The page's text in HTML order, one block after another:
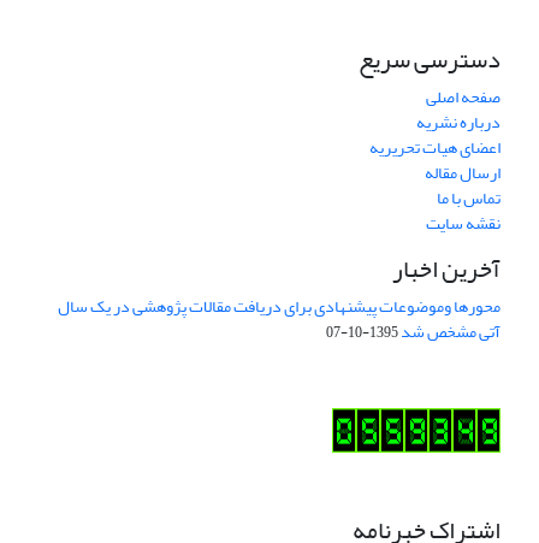
دسترسی سریع
صفحه اصلی
درباره نشریه
اعضای هیات تحریریه
ارسال مقاله
تماس با ما
نقشه سایت
آخرین اخبار
محورها وموضوعات پیشنهادی برای دریافت مقالات پژوهشی در یک سال
آتی مشخص شد1395-10-07
اشتراک خبرنامه